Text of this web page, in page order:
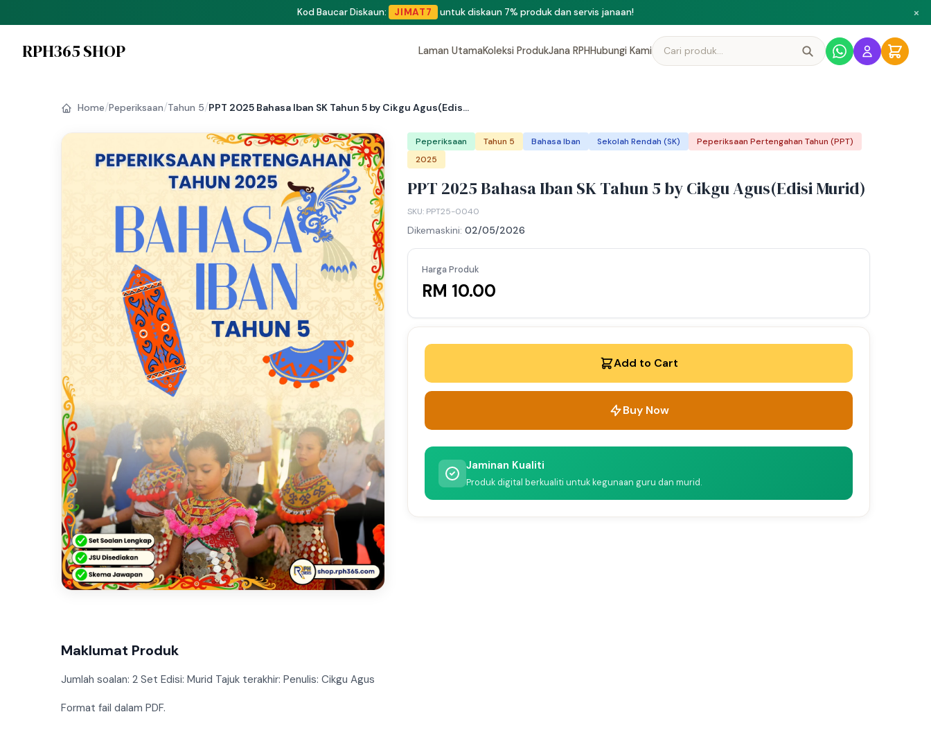
Peluang menjadi penulis dan penyedia bahan di Shop RPH365.Klik di sini ×
RPH365 SHOP Laman UtamaKoleksi ProdukJana RPHHubungi Kami
Home/Peperiksaan/Tahun 5/PPT 2025 Bahasa Iban SK Tahun 5 by Cikgu Agus(Edis...
Peperiksaan Tahun 5 Bahasa Iban Sekolah Rendah (SK)
Peperiksaan Pertengahan Tahun (PPT)
2025
PPT 2025 Bahasa Iban SK Tahun 5 by Cikgu Agus(Edisi Murid)
SKU: PPT25-0040
Dikemaskini: 02/05/2026
Harga Produk
RM 10.00
Add to Cart
Buy Now
Jaminan Kualiti
Produk digital berkualiti untuk kegunaan guru dan murid.
Maklumat Produk
Jumlah soalan: 2 Set Edisi: Murid Tajuk terakhir: Penulis: Cikgu Agus
Format fail dalam PDF.